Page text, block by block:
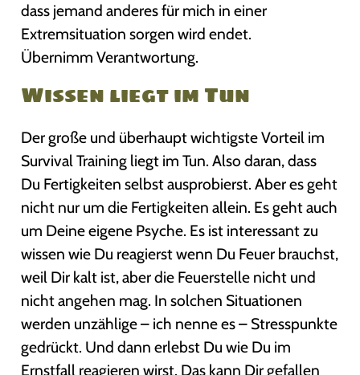
dass jemand anderes für mich in einer
Extremsituation sorgen wird endet.
Übernimm Verantwortung.
Wissen liegt im Tun
Der große und überhaupt wichtigste Vorteil im
Survival Training liegt im Tun. Also daran, dass
Du Fertigkeiten selbst ausprobierst. Aber es geht
nicht nur um die Fertigkeiten allein. Es geht auch
um Deine eigene Psyche. Es ist interessant zu
wissen wie Du reagierst wenn Du Feuer brauchst,
weil Dir kalt ist, aber die Feuerstelle nicht und
nicht angehen mag. In solchen Situationen
werden unzählige – ich nenne es – Stresspunkte
gedrückt. Und dann erlebst Du wie Du im
Ernstfall reagieren wirst. Das kann Dir gefallen